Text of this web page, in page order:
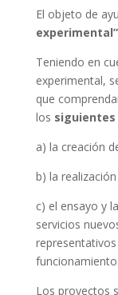
El objeto de
experimental”
Teniendo en
experimental,
que
los
a) la creación
b) la
c) el ensayo y
servicios
funcionamiento.
Los proyectos